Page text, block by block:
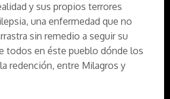
y sus propios terrores
una enfermedad que no
sin remedio a seguir su
todos en éste pueblo dónde los
redención, entre Milagros y